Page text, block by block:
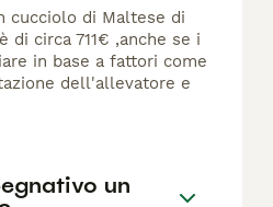
cucciolo di Maltese di
di circa 711€ ,anche se i
in base a fattori come
dell'allevatore e
un